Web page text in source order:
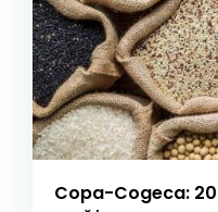
Copa-Cogeca: